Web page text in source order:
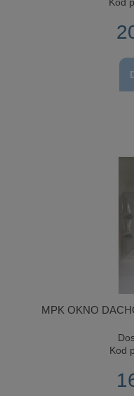
MPK OKNO
Kod